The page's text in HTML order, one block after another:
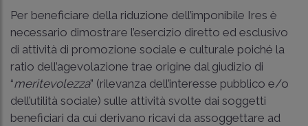
Per beneficiare della riduzione dell’imponibile Ires è
necessario dimostrare l’esercizio diretto ed esclusivo
di attività di promozione sociale e culturale poiché la
ratio dell’agevolazione trae origine dal giudizio di
“meritevolezza” (rilevanza dell’interesse pubblico e/o
dell’utilità sociale) sulle attività svolte dai soggetti
beneficiari da cui derivano ricavi da assoggettare ad